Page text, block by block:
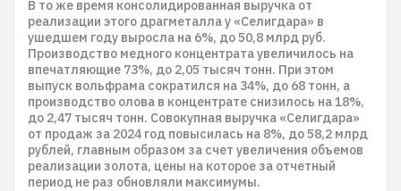
В то же время консолидированная выручка от
реализации этого драгметалла у «Селигдара» в
ушедшем году выросла на 6%, до 50,8 млрд руб.
Производство медного концентрата увеличилось на
впечатляющие 73%, до 2,05 тысяч тонн. При этом
выпуск вольфрама сократился на 34%, до 68 тонн, а
производство олова в концентрате снизилось на 18%,
до 2,47 тысяч тонн. Совокупная выручка «Селигдара»
от продаж за 2024 год повысилась на 8%, до 58,2 млрд
рублей, главным образом за счет увеличения объемов
реализации золота, цены на которое за отчетный
период не раз обновляли максимумы.